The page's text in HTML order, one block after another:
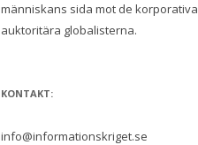
människans sida mot de korporativa
auktoritära globalisterna.
KONTAKT:
info@informationskriget.se